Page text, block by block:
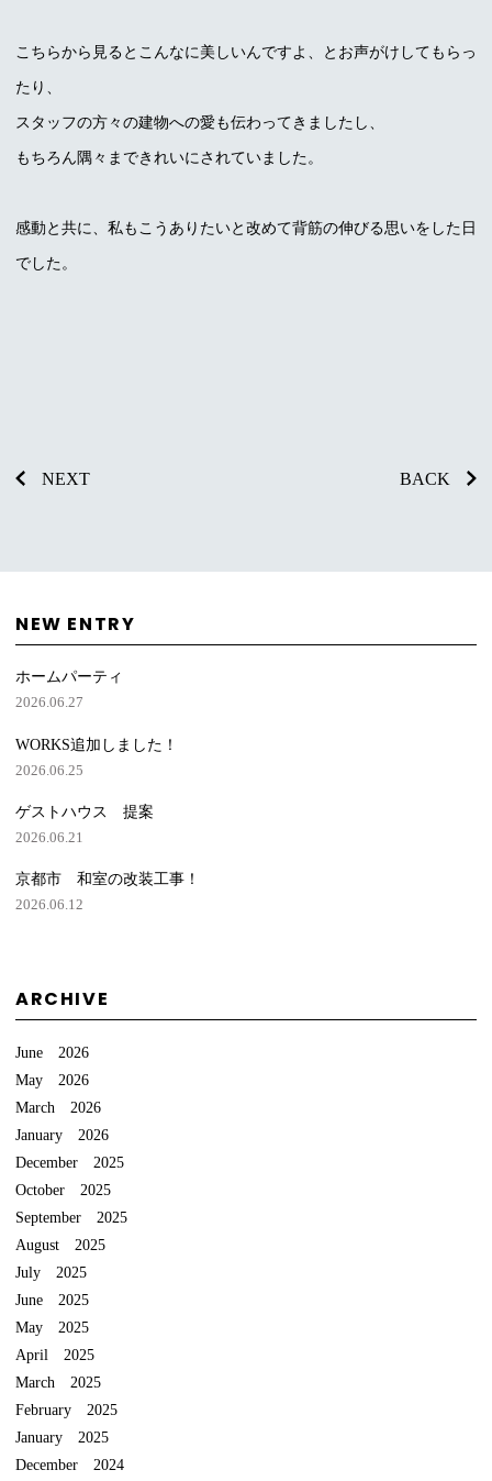
こちらから見るとこんなに美しいんですよ、とお声がけしてもらっ
たり、
スタッフの方々の建物への愛も伝わってきましたし、
もちろん隅々まできれいにされていました。
感動と共に、私もこうありたいと改めて背筋の伸びる思いをした日
でした。
NEXT BACK
NEW ENTRY
ホームパーティ
2026.06.27
WORKS追加しました！
2026.06.25
ゲストハウス 提案
2026.06.21
京都市 和室の改装工事！
2026.06.12
ARCHIVE
June 2026
May 2026
March 2026
January 2026
December 2025
October 2025
September 2025
August 2025
July 2025
June 2025
May 2025
April 2025
March 2025
February 2025
January 2025
December 2024